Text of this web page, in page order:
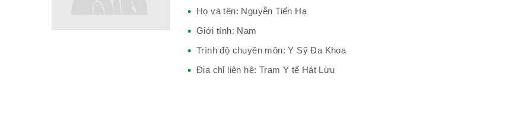
Họ và tên: Nguyễn Tiến Hạ
Giới tính: Nam
Trình độ chuyên môn: Y Sỹ Đa Khoa
Địa chỉ liên hệ: Trạm Y tế Hát Lừu